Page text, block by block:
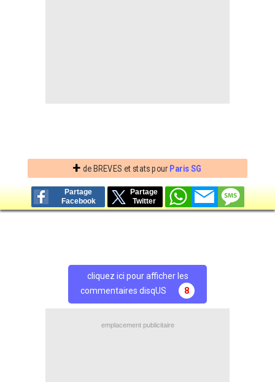
+ de BREVES et stats pour Paris SG
Partage
Facebook
Partage
Twitter
cliquez ici pour afficher les
commentaires disqUS
8
emplacement publicitaire